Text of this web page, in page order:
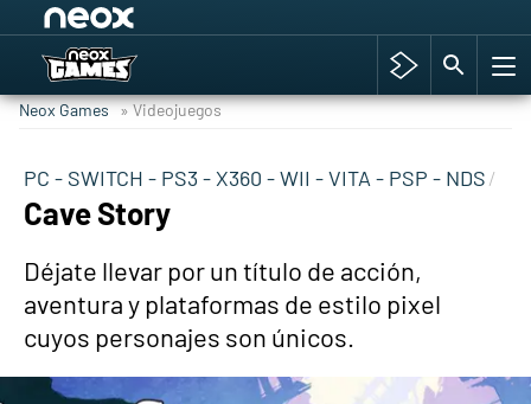
Hyrule Warriors: La Era del Cataclismo
Asia peculiar tradición
Neox Games » Videojuegos
PC - SWITCH - PS3 - X360 - WII - VITA - PSP - NDS
Cave Story
Déjate llevar por un título de acción,
aventura y plataformas de estilo pixel
cuyos personajes son únicos.